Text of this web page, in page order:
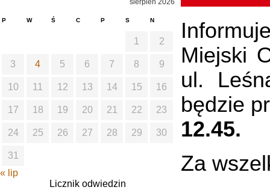
Miejski
ul.
będzie
12.45.
Za
sierpień 2026
P W Ś C P S N
1 2
3 4 5 6 7 8 9
10 11 12 13 14 15 16
17 18 19 20 21 22 23
24 25 26 27 28 29 30
31
« lip
Licznik odwiedzin